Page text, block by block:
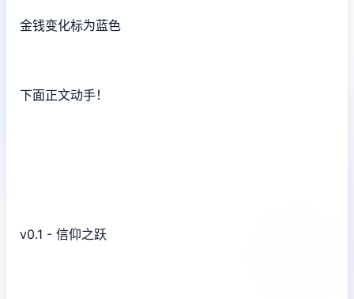
金钱变化标为蓝色
下面正文动手！
v0.1 - 信仰之跃